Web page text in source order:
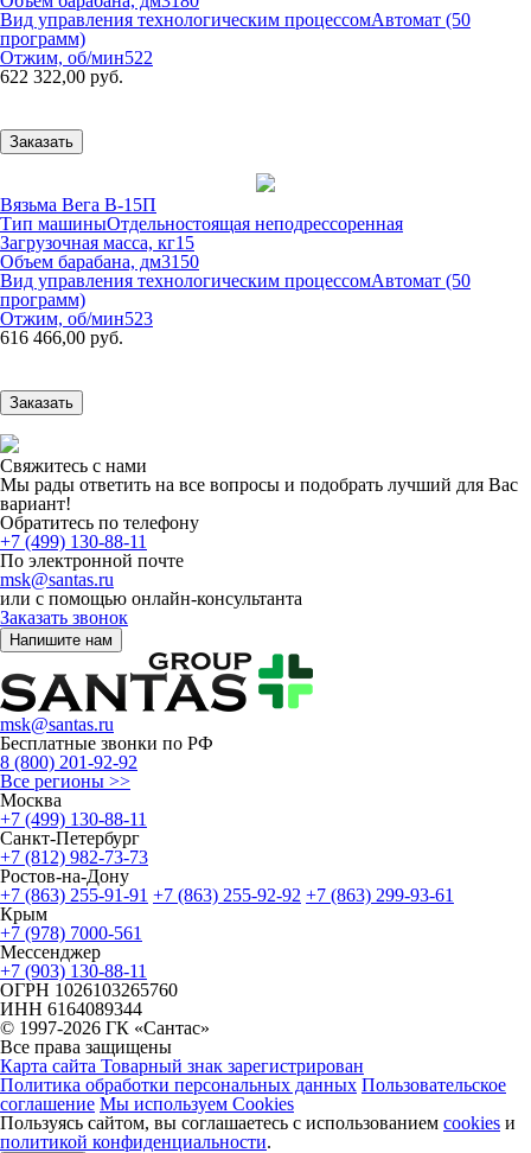
Вид управления технологическим процессомАвтомат (50
программ)
Отжим, об/мин522
622 322,00 руб.
Заказать
Вязьма Вега В-15П
Тип машиныОтдельностоящая неподрессоренная
Загрузочная масса, кг15
Объем барабана, дм3150
Вид управления технологическим процессомАвтомат (50
программ)
Отжим, об/мин523
616 466,00 руб.
Заказать
Свяжитесь с нами
Мы рады ответить на все вопросы и подобрать лучший для Вас
вариант!
Обратитесь по телефону
+7 (499) 130-88-11
По электронной почте
msk@santas.ru
или с помощью онлайн-консультанта
Заказать звонок
Напишите нам
msk@santas.ru
Бесплатные звонки по РФ
8 (800) 201-92-92
Все регионы >>
Москва
+7 (499) 130-88-11
Санкт-Петербург
+7 (812) 982-73-73
Ростов-на-Дону
+7 (863) 255-91-91 +7 (863) 255-92-92 +7 (863) 299-93-61
Крым
+7 (978) 7000-561
Мессенджер
+7 (903) 130-88-11
ОГРН 1026103265760
ИНН 6164089344
© 1997-2026 ГК «Сантас»
Все права защищены
Карта сайта Товарный знак зарегистрирован
Политика обработки персональных данных Пользовательское
соглашение Мы используем Cookies
Пользуясь сайтом, вы соглашаетесь с использованием cookies и
политикой конфиденциальности.